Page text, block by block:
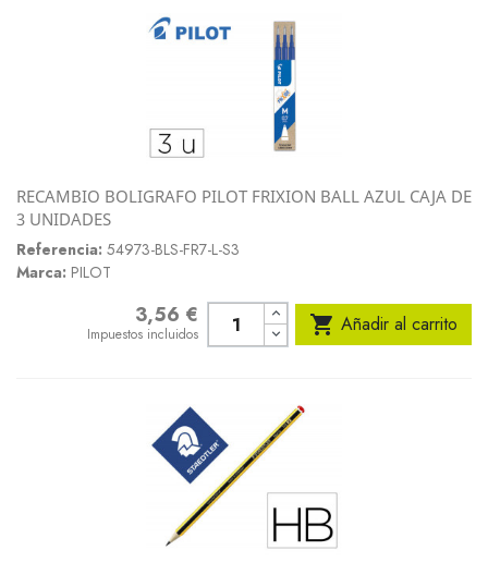
RECAMBIO BOLIGRAFO PILOT FRIXION BALL AZUL CAJA DE
3 UNIDADES
Referencia: 54973-BLS-FR7-L-S3
Marca: PILOT
3,56 €
Impuestos incluidos  Añadir al carrito